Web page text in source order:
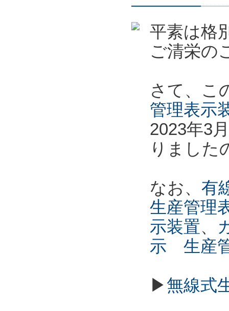
平素は格
ご清栄の
さて、こ
管理表示
2023年3
りました
なお、 有
生産管理
示装置、
示 生産
▶無線式